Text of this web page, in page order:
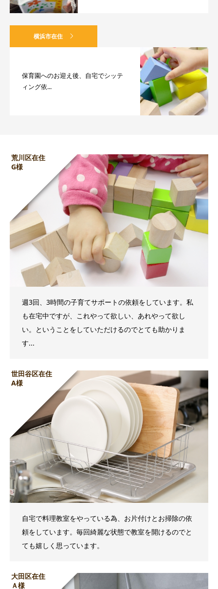
横浜市在住
保育園へのお迎え後、自宅でシッテ
ィング依...
荒川区在住
G様
週3回、3時間の子育てサポートの依頼をしています。私
も在宅中ですが、これやって欲しい、あれやって欲し
い。ということをしていただけるのでとても助かりま
す...
世田谷区在住
A様
自宅で料理教室をやっている為、お片付けとお掃除の依
頼をしています。毎回綺麗な状態で教室を開けるのでと
ても嬉しく思っています。
大田区在住
Ａ様